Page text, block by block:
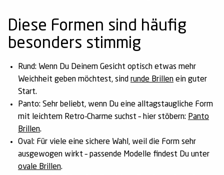
Diese Formen sind häufig
besonders stimmig
Rund: Wenn Du Deinem Gesicht optisch etwas mehr
Weichheit geben möchtest, sind runde Brillen ein guter
Start.
Panto: Sehr beliebt, wenn Du eine alltagstaugliche Form
mit leichtem Retro-Charme suchst – hier stöbern: Panto
Brillen.
Oval: Für viele eine sichere Wahl, weil die Form sehr
ausgewogen wirkt – passende Modelle findest Du unter
ovale Brillen.